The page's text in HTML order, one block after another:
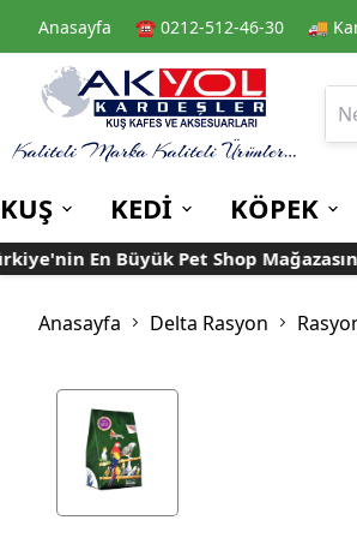
Anasayfa ☎️ 0212-512-46-30 🚚
KUŞ
Kafes
Muhabbet
Papağan
Taşıma Kafesi
Rulolu Kafes
KEDİ
Kedi Kuru Mamalar Kedi
Taşımalar
KÖPEK
Kuru Mamalar
Mama ve Su Kapları
Guinea Pig Yemleri
En Büyük Pet Shop Mağazasına
Anasayfa Delta Rasyon